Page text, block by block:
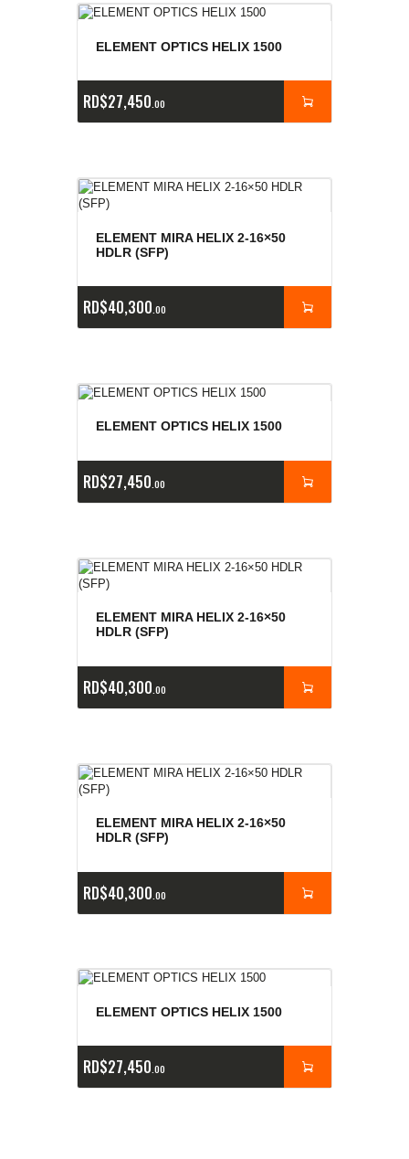
ELEMENT OPTICS HELIX 1500
RD$27,450 00
ELEMENT MIRA HELIX 2-16×50
HDLR (SFP)
RD$40,300 00
ELEMENT OPTICS HELIX 1500
RD$27,450 00
ELEMENT MIRA HELIX 2-16×50
HDLR (SFP)
RD$40,300 00
ELEMENT MIRA HELIX 2-16×50
HDLR (SFP)
RD$40,300 00
ELEMENT OPTICS HELIX 1500
RD$27,450 00